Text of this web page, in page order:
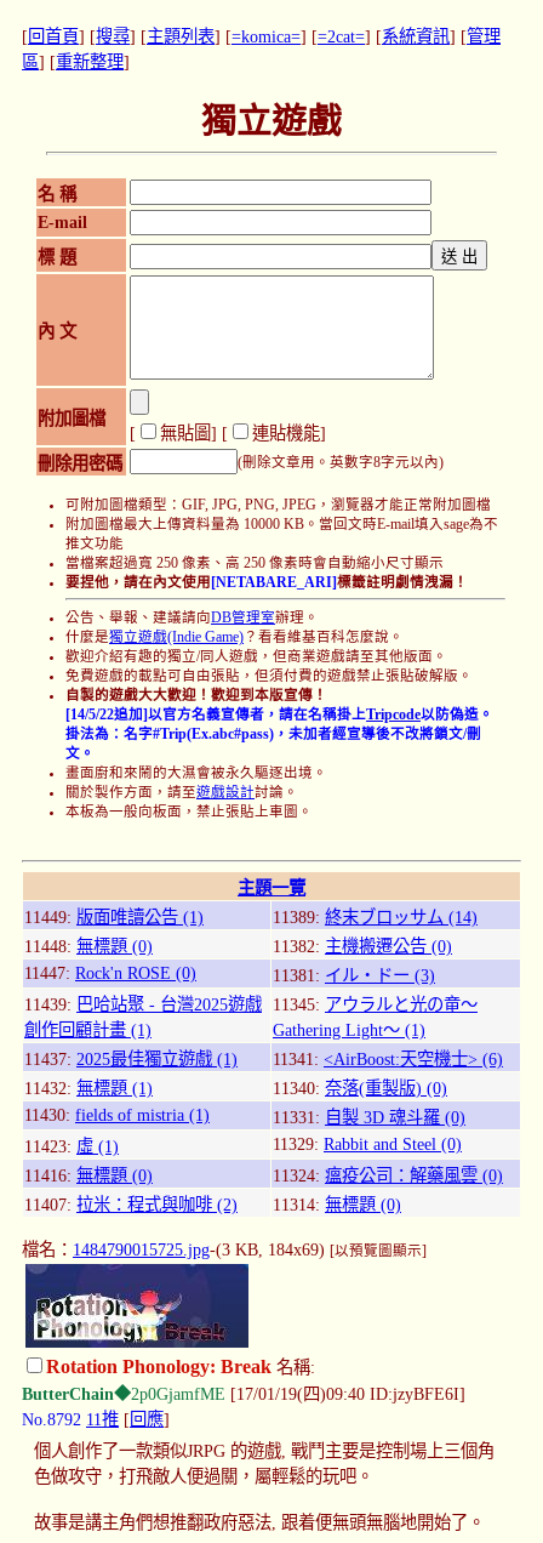
[ 回首頁] [搜尋] [主題列表] [=komica=] [=2cat=] [系統資訊] [管理
區] [重新整理]
獨立遊戲
名 稱
E-mail
標 題
內 文
附加圖檔
[ 無貼圖] [ 連貼機能]
刪除用密碼
(刪除文章用。英數字8字元以內)
可附加圖檔類型：GIF, JPG, PNG, JPEG，瀏覽器才能正常附加圖檔
附加圖檔最大上傳資料量為 10000 KB。當回文時E-mail填入sage為不
推文功能
當檔案超過寬 250 像素、高 250 像素時會自動縮小尺寸顯示
要捏他，請在內文使用 [NETABARE_ARI]標籤註明劇情洩漏！
公告、舉報、建議請向 DB管理室辦理。
什麼是獨立遊戲(Indie Game) ？看看維基百科怎麼說。
歡迎介紹有趣的獨立/同人遊戲，但商業遊戲請至其他版面。
免費遊戲的載點可自由張貼，但須付費的遊戲禁止張貼破解版。
自製的遊戲大大歡迎！歡迎到本版宣傳！
[14/5/22追加]以官方名義宣傳者，請在名稱掛上Tripcode以防偽造。
掛法為：名字#Trip(Ex.abc#pass)，未加者經宣導後不改將鎖文/刪
文。
畫面廚和來鬧的大濕會被永久驅逐出境。
關於製作方面，請至遊戲設計討論。
本板為一般向板面，禁止張貼上車圖。
主題一覽
11449: 版面唯讀公告 (1) 11389: 終末ブロッサム (14)
11448: 無標題 (0) 11382: 主機搬遷公告 (0)
11447: Rock'n ROSE (0) 11381: イル・ドー (3)
11439: 巴哈站聚 - 台灣2025遊戲
創作回顧計畫 (1)
11345: アウラルと光の竜～
Gathering Light～ (1)
11437: 2025最佳獨立遊戲 (1) 11341: <AirBoost:天空機士> (6)
11432: 無標題 (1) 11340: 奈落(重製版) (0)
11430: fields of mistria (1) 11331: 自製 3D 魂斗羅 (0)
11423: 虛 (1) 11329: Rabbit and Steel (0)
11416: 無標題 (0) 11324: 瘟疫公司：解藥風雲 (0)
11407: 拉米：程式與咖啡 (2) 11314: 無標題 (0)
檔名： 1484790015725.jpg-(3 KB, 184x69) [以預覽圖顯示]
Rotation Phonology: Break 名稱:
ButterChain◆2p0GjamfME [17/01/19(四)09:40 ID:jzyBFE6I]
No.8792 11推 [ 回應]
個人創作了一款類似JRPG 的遊戲, 戰鬥主要是控制場上三個角
色做攻守，打飛敵人便過關，屬輕鬆的玩吧。
故事是講主角們想推翻政府惡法, 跟着便無頭無腦地開始了。